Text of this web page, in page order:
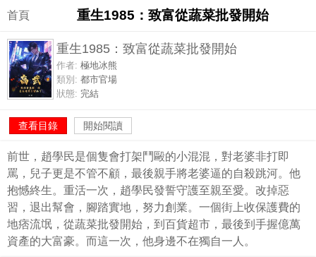
首頁 重生1985：致富從蔬菜批發開始
重生1985：致富從蔬菜批發開始
作者: 極地冰熊
類別: 都市官場
狀態: 完結
查看目錄 開始閱讀
前世，趙學民是個隻會打架鬥毆的小混混，對老婆非打即
罵，兒子更是不管不顧，最後親手將老婆逼的自殺跳河。他
抱憾終生。重活一次，趙學民發誓守護至親至愛。改掉惡
習，退出幫會，腳踏實地，努力創業。一個街上收保護費的
地痞流氓，從蔬菜批發開始，到百貨超市，最後到手握億萬
資產的大富豪。而這一次，他身邊不在獨自一人。